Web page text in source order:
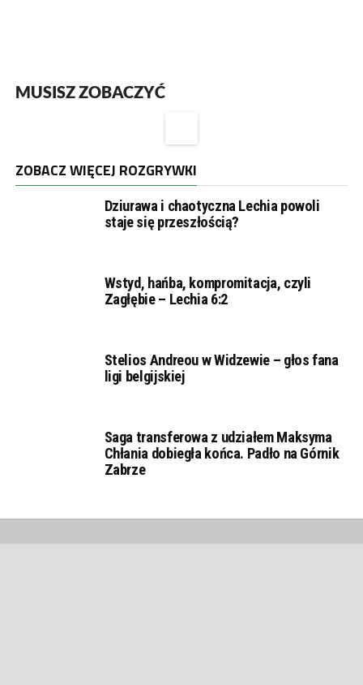
MUSISZ ZOBACZYĆ
ZOBACZ WIĘCEJ ROZGRYWKI
Dziurawa i chaotyczna Lechia powoli
staje się przeszłością?
Wstyd, hańba, kompromitacja, czyli
Zagłębie – Lechia 6:2
Stelios Andreou w Widzewie – głos fana
ligi belgijskiej
Saga transferowa z udziałem Maksyma
Chłania dobiegła końca. Padło na Górnik
Zabrze